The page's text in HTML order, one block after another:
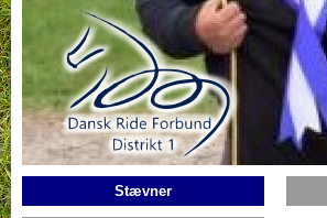
Gå til hovedindhold
Stævner